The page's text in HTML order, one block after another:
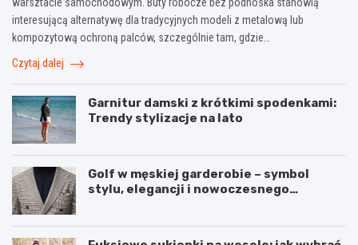
interesującą alternatywę dla tradycyjnych modeli z metalową lub
kompozytową ochroną palców, szczególnie tam, gdzie…
Czytaj dalej
Garnitur damski z krótkimi spodenkami:
Trendy stylizacje na lato
Golf w męskiej garderobie – symbol
stylu, elegancji i nowoczesnego